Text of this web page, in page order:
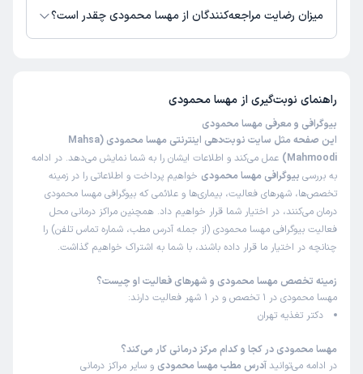
میزان رضایت مراجعه‌کنندگان از مهسا محمودی چقدر است؟
راهنمای نوبت‌گیری از مهسا محمودی
بیوگرافی و معرفی مهسا محمودی
این صفحه مثل سایت نوبت‌دهی اینترنتی مهسا محمودی (Mahsa
Mahmoodi)
عمل می‌کند و اطلاعات ایشان را به شما نمایش می‌دهد. در ادامه
به بررسی بیوگرافی مهسا محمودی خواهیم پرداخت و اطلاعاتی را در زمینه
تخصص‌ها، شهرهای فعالیت، بیماری‌ها و علائمی که بیوگرافی مهسا محمودی
درمان می‌کنند، در اختیار شما قرار خواهیم داد. همچنین مراکز درمانی محل
فعالیت بیوگرافی مهسا محمودی (از جمله آدرس مطب، شماره تماس تلفن) را
چنانچه در اختیار ما قرار داده باشند، با شما به اشتراک خواهیم گذاشت.
زمینه تخصص مهسا محمودی و شهرهای فعالیت او چیست؟
مهسا محمودی در 1 تخصص و در 1 شهر فعالیت دارند:
دکتر تغذیه تهران
مهسا محمودی در کجا و کدام مرکز درمانی کار می‌کند؟
در ادامه می‌توانید آدرس مطب مهسا محمودی و سایر مراکز درمانی